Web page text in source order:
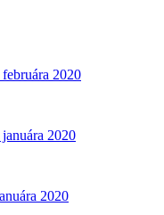
2020
2020
2020